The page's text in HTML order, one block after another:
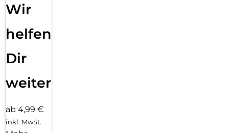
Wir
helfen
Dir
weiter
ab 4,99 €
inkl. MwSt.